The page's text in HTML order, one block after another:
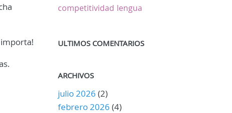
competitividad lengua
ULTIMOS COMENTARIOS
ARCHIVOS
julio 2026 (2)
febrero 2026 (4)